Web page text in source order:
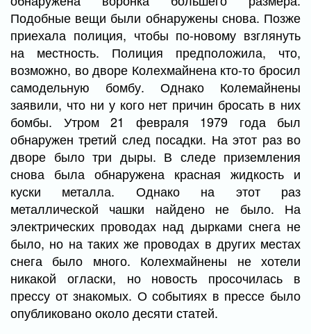
Подобные вещи были обнаружены снова. Позже
приехала полиция, чтобы по-новому взглянуть
на местность. Полиция предположила, что,
возможно, во дворе Колехмайнена кто-то бросил
самодельную бомбу. Однако Колемайнены
заявили, что ни у кого нет причин бросать в них
бомбы. Утром 21 февраля 1979 года был
обнаружен третий след посадки. На этот раз во
дворе было три дыры. В следе приземления
снова была обнаружена красная жидкость и
куски металла. Однако на этот раз
металлической чашки найдено не было. На
электрических проводах над дырками снега не
было, но на таких же проводах в других местах
снега было много. Колехмайнены не хотели
никакой огласки, но новость просочилась в
прессу от знакомых. О событиях в прессе было
опубликовано около десяти статей.